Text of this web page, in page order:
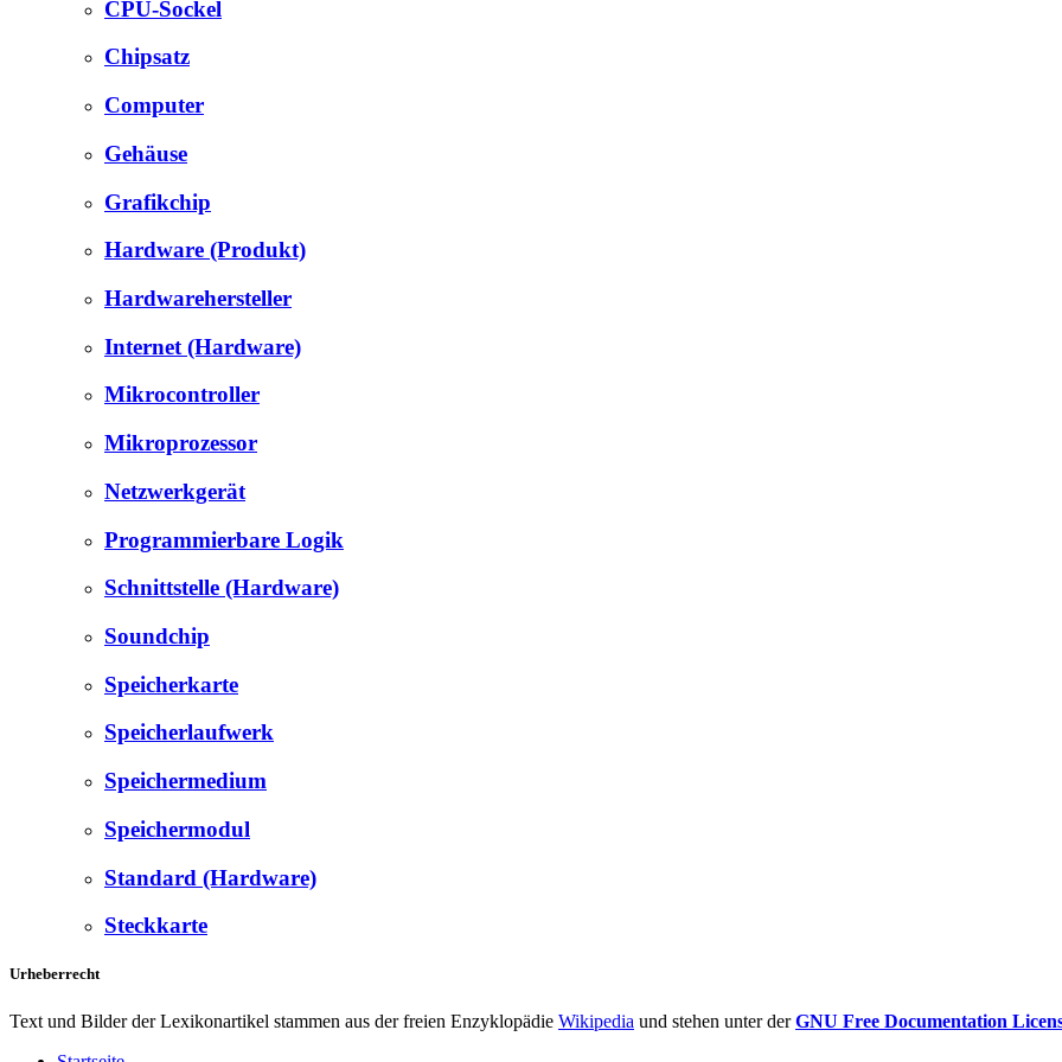
CPU-Sockel
Chipsatz
Computer
Gehäuse
Grafikchip
Hardware (Produkt)
Hardwarehersteller
Internet (Hardware)
Mikrocontroller
Mikroprozessor
Netzwerkgerät
Programmierbare Logik
Schnittstelle (Hardware)
Soundchip
Speicherkarte
Speicherlaufwerk
Speichermedium
Speichermodul
Standard (Hardware)
Steckkarte
Urheberrecht
Text und Bilder der Lexikonartikel stammen aus der freien Enzyklopädie Wikipedia und stehen unter derGNU Free Documentation